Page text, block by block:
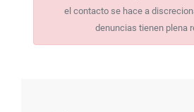
el contacto se hace a
denuncias tienen plena